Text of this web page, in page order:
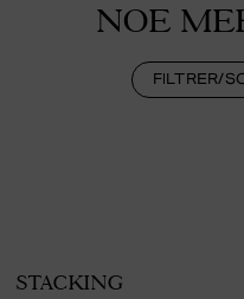
NOE
FILTRER/
STACKING